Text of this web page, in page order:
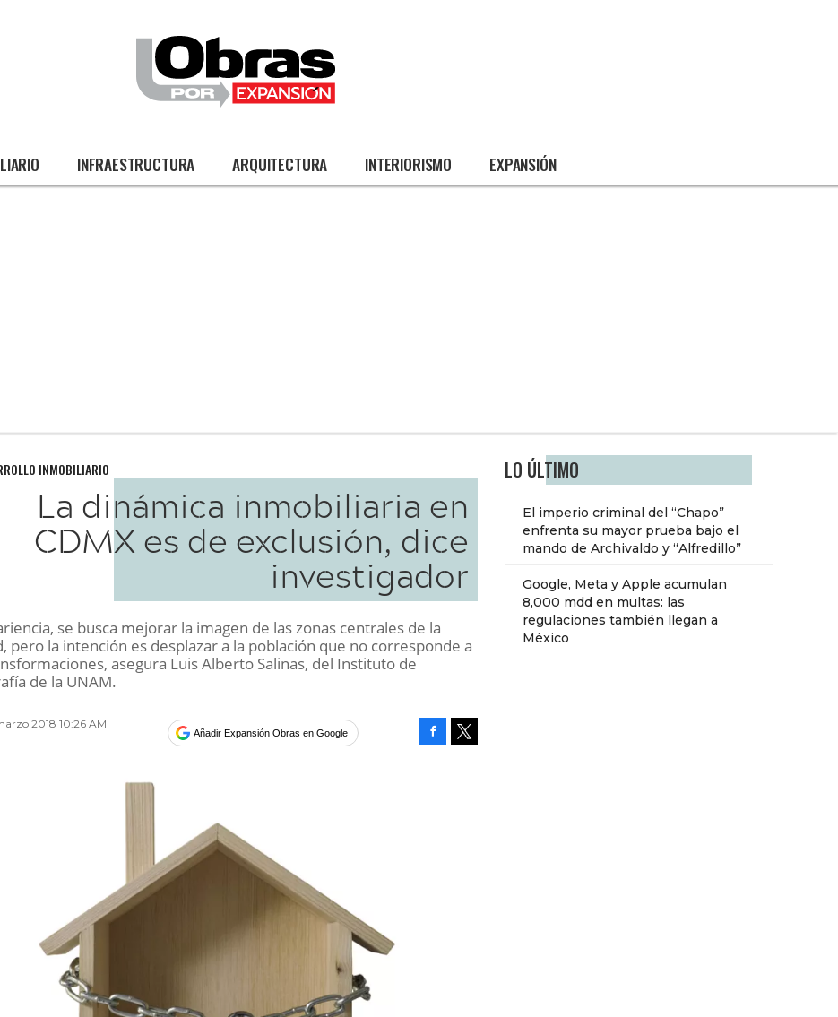
INFRAESTRUCTURA ARQUITECTURA INTERIORISMO EXPANSIÓN
LO ÚLTIMO
El imperio criminal del “Chapo”
enfrenta su mayor prueba bajo el
mando de Archivaldo y “Alfredillo”
Google, Meta y Apple acumulan
8,000 mdd en multas: las
regulaciones también llegan a
México
INMOBILIARIO
La dinámica inmobiliaria en
CDMX es de exclusión, dice
investigador
se busca mejorar la imagen de las zonas centrales de la
pero la intención es desplazar a la población que no corresponde a
asegura Luis Alberto Salinas, del Instituto de
de la UNAM.
2018 10:26 AM
Añadir Expansión Obras en Google